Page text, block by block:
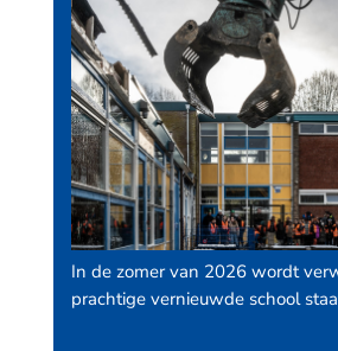
In de zomer van 2026 wordt
prachtige vernieuwde school